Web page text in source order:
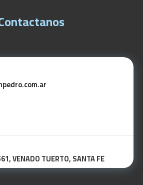
VENADO TUERTO, SANTA FE